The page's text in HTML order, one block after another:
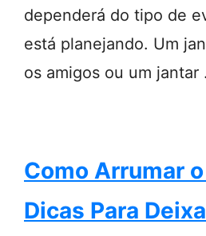
dependerá do tipo de
está planejando. Um
os amigos ou um jantar
Como Arrumar
Dicas Para